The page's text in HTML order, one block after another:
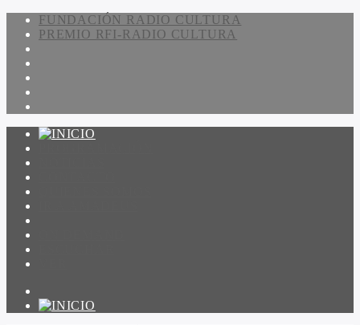
FUNDACIÓN RADIO CULTURA
PREMIO RFI-RADIO CULTURA